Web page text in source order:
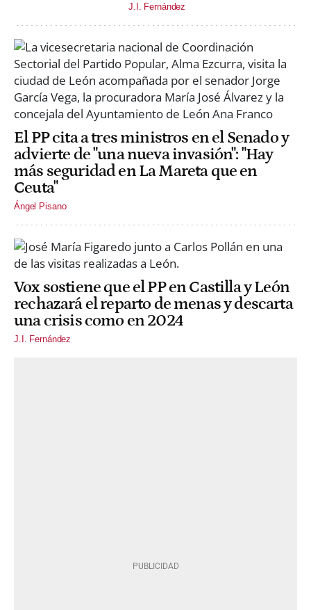
J.I. Fernández
El PP cita a tres ministros en el Senado y
advierte de "una nueva invasión": "Hay
más seguridad en La Mareta que en
Ceuta"
Ángel Pisano
Vox sostiene que el PP en Castilla y León
rechazará el reparto de menas y descarta
una crisis como en 2024
J.I. Fernández